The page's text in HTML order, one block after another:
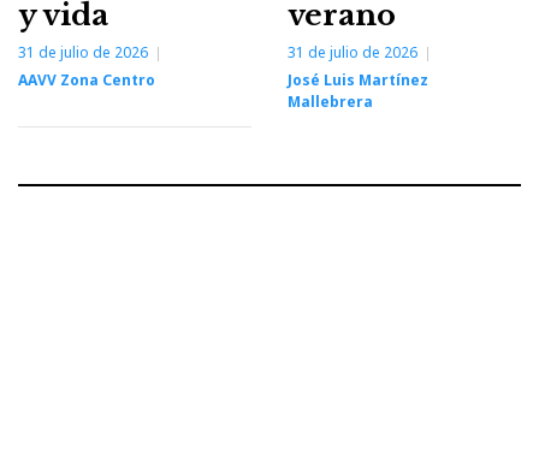
y vida
31 de julio de 2026
AAVV Zona Centro
verano
31 de julio de 2026
José Luis Martínez
Mallebrera